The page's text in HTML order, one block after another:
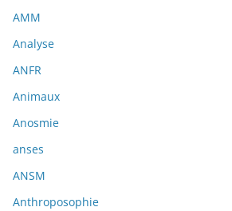
AMM
Analyse
ANFR
Animaux
Anosmie
anses
ANSM
Anthroposophie